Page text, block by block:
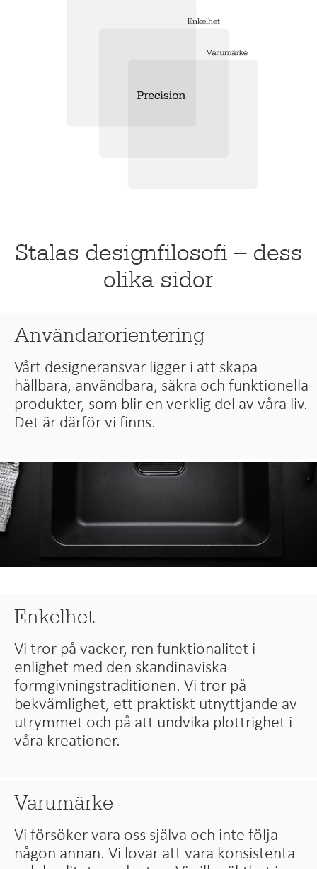
Stalas designfilosofi – dess
olika sidor
Användarorientering
Vårt designeransvar ligger i att skapa
hållbara, användbara, säkra och funktionella
produkter, som blir en verklig del av våra liv.
Det är därför vi finns.
Enkelhet
Vi tror på vacker, ren funktionalitet i
enlighet med den skandinaviska
formgivningstraditionen. Vi tror på
bekvämlighet, ett praktiskt utnyttjande av
utrymmet och på att undvika plottrighet i
våra kreationer.
Varumärke
Vi försöker vara oss själva och inte följa
någon annan. Vi lovar att vara konsistenta